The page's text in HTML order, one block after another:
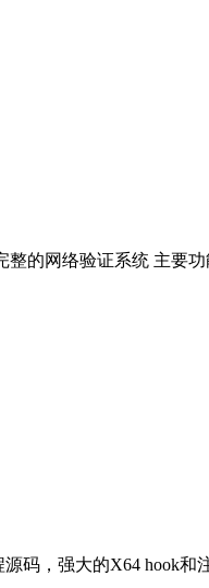
的网络验证系统 主要
码，强大的X64 hook和